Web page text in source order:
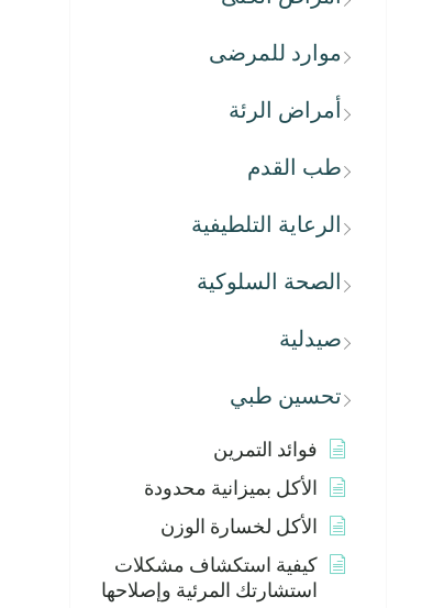
موارد للمرضى
أمراض الرئة
طب القدم
الرعاية التلطيفية
الصحة السلوكية
صيدلية
تحسين طبي
فوائد التمرين
الأكل بميزانية محدودة
الأكل لخسارة الوزن
كيفية استكشاف مشكلات
استشارتك المرئية وإصلاحها